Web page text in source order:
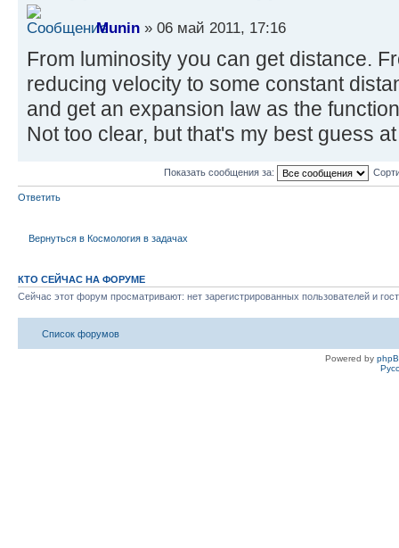
Munin » 06 май 2011, 17:16
From luminosity you can get distance.
reducing velocity to some constant
and get an expansion law as the
Not too clear, but that's my best guess
Показать сообщения за:
Ответить
Вернуться в Космология в задачах
КТО СЕЙЧАС НА ФОРУМЕ
Сейчас этот форум просматривают: нет зарегистрированных пользователей и
Список форумов
Powered by